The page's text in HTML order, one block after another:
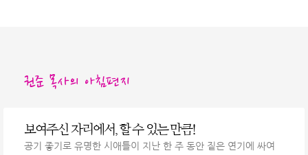
권준 목사의 아침편지
보여주신 자리에서, 할 수 있는 만큼!
공기 좋기로 유명한 시애틀이 지난 한 주 동안 짙은 연기에 싸여